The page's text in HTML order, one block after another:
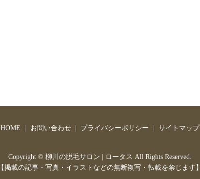
HOME お問い合わせ プライバシーポリシー サイトマップ
Copyright © 柳川の脱毛サロン | ロータス All Rights Reserved.
【掲載の記事・写真・イラストなどの無断複写・転載を禁じます】